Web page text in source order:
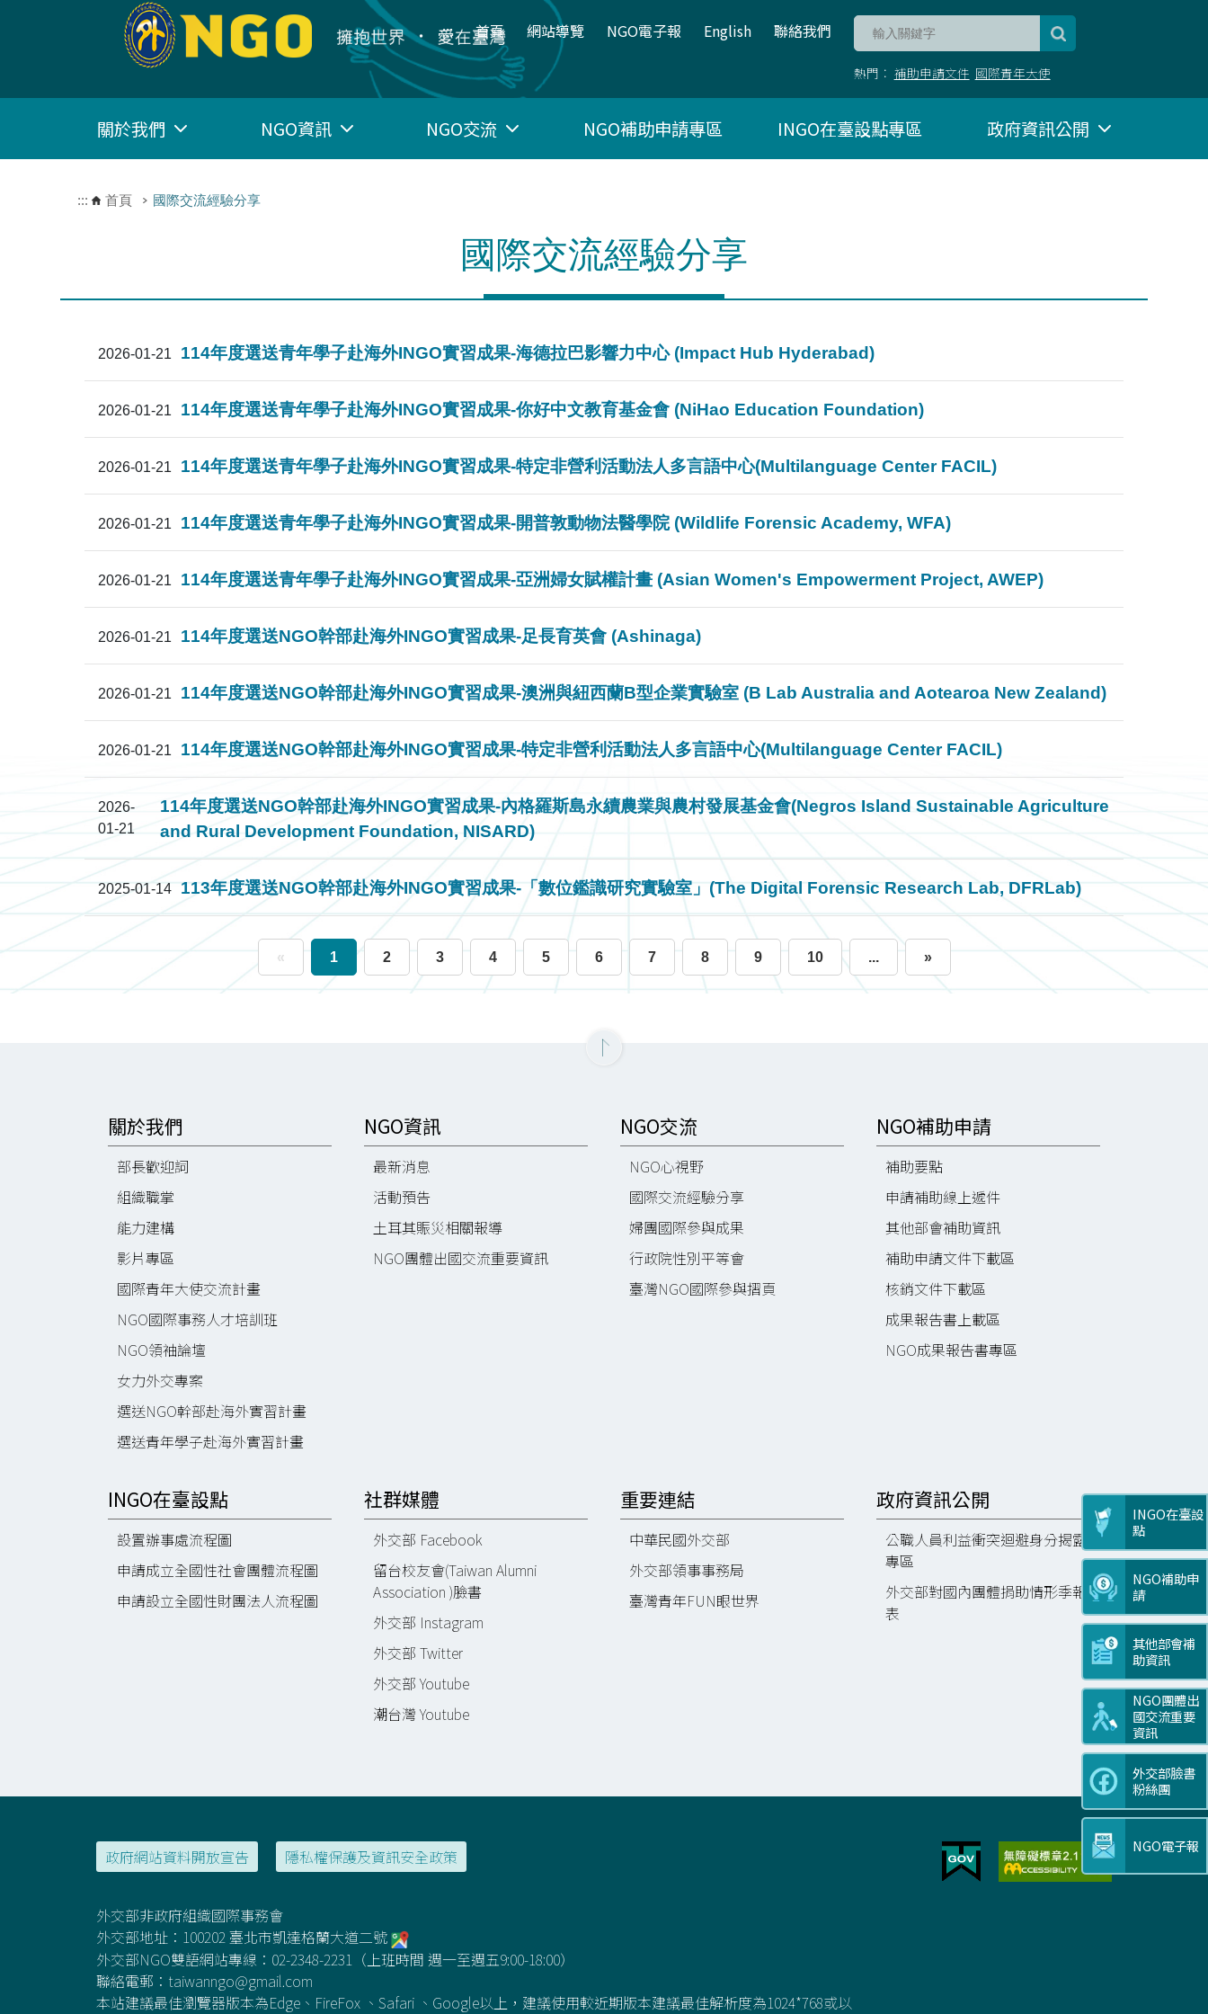
跳到主要內容區塊
::: 首頁 網站導覽 NGO電子報 English 聯絡我們
熱門： 補助申請文件 國際青年大使
關於我們 NGO資訊 NGO交流 NGO補助申請專區 INGO在臺設點專區 政府資訊公開
::: 首頁 國際交流經驗分享
國際交流經驗分享
2026-01-21 114年度選送青年學子赴海外INGO實習成果-海德拉巴影響力中心 (Impact Hub Hyderabad)
2026-01-21 114年度選送青年學子赴海外INGO實習成果-你好中文教育基金會 (NiHao Education Foundation)
2026-01-21 114年度選送青年學子赴海外INGO實習成果-特定非營利活動法人多言語中心(Multilanguage Center FACIL)
2026-01-21 114年度選送青年學子赴海外INGO實習成果-開普敦動物法醫學院 (Wildlife Forensic Academy, WFA)
2026-01-21 114年度選送青年學子赴海外INGO實習成果-亞洲婦女賦權計畫 (Asian Women's Empowerment Project, AWEP)
2026-01-21 114年度選送NGO幹部赴海外INGO實習成果-足長育英會 (Ashinaga)
2026-01-21 114年度選送NGO幹部赴海外INGO實習成果-澳洲與紐西蘭B型企業實驗室 (B Lab Australia and Aotearoa New Zealand)
2026-01-21 114年度選送NGO幹部赴海外INGO實習成果-特定非營利活動法人多言語中心(Multilanguage Center FACIL)
2026-
01-21
114年度選送NGO幹部赴海外INGO實習成果-內格羅斯島永續農業與農村發展基金會(Negros Island Sustainable Agriculture
and Rural Development Foundation, NISARD)
2025-01-14 113年度選送NGO幹部赴海外INGO實習成果-「數位鑑識研究實驗室」(The Digital Forensic Research Lab, DFRLab)
« 1 2 3 4 5 6 7 8 9 10 ... »
INGO在臺設
點
NGO補助申
請
其他部會補
助資訊
NGO團體出
國交流重要
資訊
外交部臉書
粉絲團
NGO電子報
關於我們
部長歡迎詞
組織職掌
能力建構
影片專區
國際青年大使交流計畫
NGO國際事務人才培訓班
NGO領袖論壇
女力外交專案
選送NGO幹部赴海外實習計畫
選送青年學子赴海外實習計畫
NGO資訊
最新消息
活動預告
土耳其賑災相關報導
NGO團體出國交流重要資訊
NGO交流
NGO心視野
國際交流經驗分享
婦團國際參與成果
行政院性別平等會
臺灣NGO國際參與摺頁
NGO補助申請
補助要點
申請補助線上遞件
其他部會補助資訊
補助申請文件下載區
核銷文件下載區
成果報告書上載區
NGO成果報告書專區
INGO在臺設點
設置辦事處流程圖
申請成立全國性社會團體流程圖
申請設立全國性財團法人流程圖
社群媒體
外交部 Facebook
留台校友會(Taiwan Alumni
Association )臉書
外交部 Instagram
外交部 Twitter
外交部 Youtube
潮台灣 Youtube
重要連結
中華民國外交部
外交部領事事務局
臺灣青年FUN眼世界
政府資訊公開
公職人員利益衝突迴避身分揭露
專區
外交部對國內團體捐助情形季報
表
政府網站資料開放宣告 隱私權保護及資訊安全政策
外交部非政府組織國際事務會
外交部地址：100202 臺北市凱達格蘭大道二號
外交部NGO雙語網站專線：02-2348-2231（上班時間 週一至週五9:00-18:00）
聯絡電郵： taiwanngo@gmail.com
本站建議最佳瀏覽器版本為Edge、FireFox 、Safari 、Google以上，建議使用較近期版本建議最佳解析度為1024*768或以